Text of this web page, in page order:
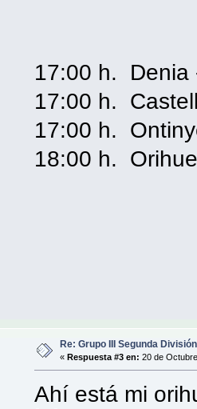
17:00 h. Denia
17:00 h.
17:00 h.
18:00 h.
Re: Grupo III Segunda
« Respuesta #3 en: 20 de
Ahí está mi